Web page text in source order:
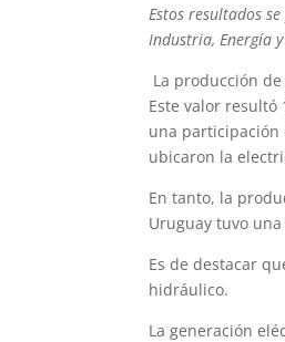
Estos resultados
Industria, Energía
La producción
Este valor
una participación
ubicaron la
En tanto, la
Uruguay tuvo
Es de destacar
hidráulico.
La generación